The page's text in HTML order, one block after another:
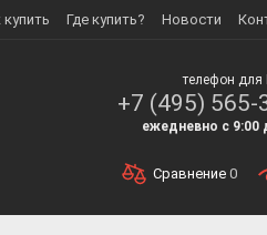
купить Где купить? Новости
телефон
+7 (495) 565-
ежедневно с 9:00
Сравнение 0